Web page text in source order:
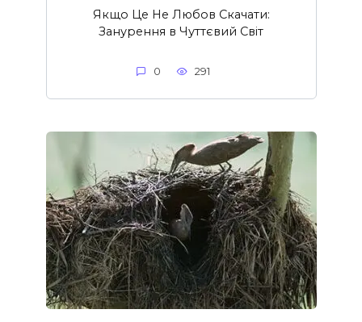
Якщо Це Не Любов Скачати:
Занурення в Чуттєвий Світ
0 291